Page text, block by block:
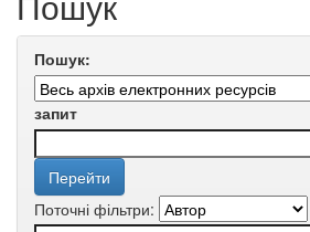
Пошук:
запит
Поточні фільтри: